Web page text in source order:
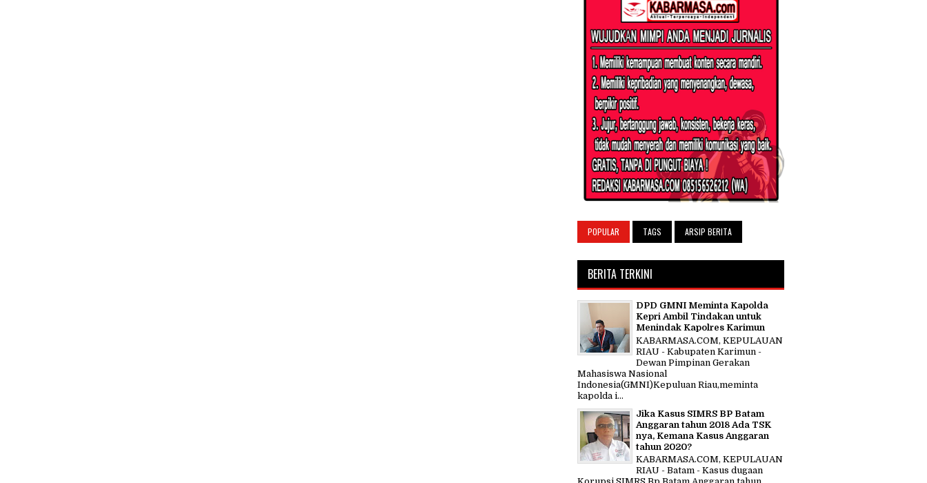
POPULAR TAGS ARSIP BERITA
BERITA TERKINI
DPD GMNI Meminta Kapolda
Kepri Ambil Tindakan untuk
Menindak Kapolres Karimun
KABARMASA.COM, KEPULAUAN
RIAU - Kabupaten Karimun -
Dewan Pimpinan Gerakan
Mahasiswa Nasional
Indonesia(GMNI)Kepuluan Riau,meminta
kapolda i...
Jika Kasus SIMRS BP Batam
Anggaran tahun 2018 Ada TSK
nya, Kemana Kasus Anggaran
tahun 2020?
KABARMASA.COM, KEPULAUAN
RIAU - Batam - Kasus dugaan